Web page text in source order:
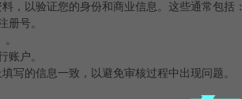
，以验证您的身份和商业信息。这些通常包括：
册号。
账户。
写的信息一致，以避免审核过程中出现问题。